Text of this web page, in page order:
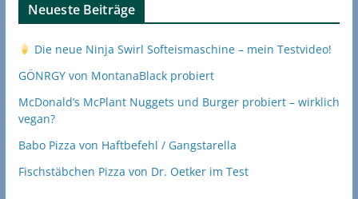
Neueste Beiträge
Die neue Ninja Swirl Softeismaschine – mein Testvideo!
GÖNRGY von MontanaBlack probiert
McDonald’s McPlant Nuggets und Burger probiert – wirklich
vegan?
Babo Pizza von Haftbefehl / Gangstarella
Fischstäbchen Pizza von Dr. Oetker im Test